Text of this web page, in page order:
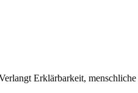
Erklärbarkeit,